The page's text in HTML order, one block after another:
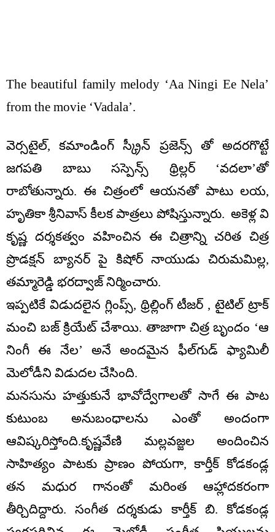
The beautiful family melody ‘Aa Ningi Ee Nela’
from the movie ‘Vadala’.
వెర్సటైల్, కమాండింగ్ స్క్రీన్ ప్రజెన్స్ తో అదరగొట్టే
జగపతి బాబు సస్పెన్స్ థ్రిల్లర్ ‘వదలా’తో
రాబోతున్నారు. ఈ చిత్రంలో ఆయనతో పాటు లయ,
హృతికా శ్రీనివాస్ కీలక పాత్రలు పోషిస్తున్నారు. అకెళ్ల వి
కృష్ణ దర్శకత్వం వహించిన ఈ చిత్రాన్ని చరిత చిత్ర
ప్రొడక్షన్ బ్యానర్ పై కిషోర్ నాయుడు చిరుమమిల్ల,
తమ్మారెడ్డి భరద్వాజ్ నిర్మించారు.
ఇప్పటికే విడుదలైన గ్లింప్స్‌, థ్రిల్లింగ్ టీజర్‌ , టైటిల్ ట్రాక్
మంచి బజ్ క్రియేట్ చేశాయి. తాజాగా చిత్ర బృందం ‘ఆ
నింగీ ఈ నేల’ అనే అందమైన ఫీల్‌గుడ్ ఫ్యామిలీ
మెలోడీని విడుదల చేసింది.
మనసును హత్తుకునే భావోద్వేగాలతో సాగే ఈ పాట
కుటుంబ అనుబంధాలను ఎంతో అందంగా
ఆవిష్కరిస్తోంది.కృష్ణవేణి మల్లవజ్జల అందించిన
సాహిత్యం పాటకు ప్రాణం పోయగా, కార్తీక్ కోడకండ్ల
తన మధుర గానంతో మరింత ఆహ్లాదకరంగా
తీర్చిదిద్దారు. సంగీత దర్శకుడు కార్తీక్ బి. కోడకండ్ల